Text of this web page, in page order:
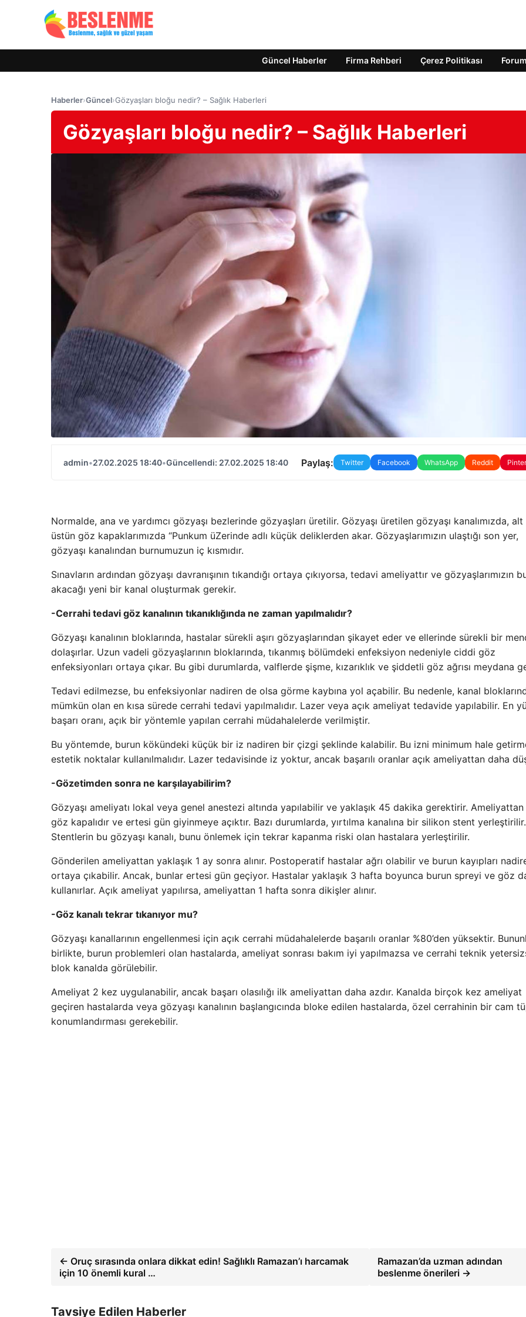
Güncel Haberler Firma Rehberi Çerez Politikası Forum
Haberler›Güncel›Gözyaşları bloğu nedir? – Sağlık Haberleri
Gözyaşları bloğu nedir? – Sağlık Haberleri
admin•27.02.2025 18:40•Güncellendi: 27.02.2025 18:40 Paylaş: Twitter Facebook WhatsApp Reddit
Normalde, ana ve yardımcı gözyaşı bezlerinde gözyaşları üretilir. Gözyaşı üretilen gözyaşı kanalımızda, alt
üstün göz kapaklarımızda “Punkum üZerinde adlı küçük deliklerden akar. Gözyaşlarımızın ulaştığı son yer,
gözyaşı kanalından burnumuzun iç kısmıdır.
Sınavların ardından gözyaşı davranışının tıkandığı ortaya çıkıyorsa, tedavi ameliyattır ve gözyaşlarımızın
akacağı yeni bir kanal oluşturmak gerekir.
-Cerrahi tedavi göz kanalının tıkanıklığında ne zaman yapılmalıdır?
Gözyaşı kanalının bloklarında, hastalar sürekli aşırı gözyaşlarından şikayet eder ve ellerinde sürekli bir
dolaşırlar. Uzun vadeli gözyaşlarının bloklarında, tıkanmış bölümdeki enfeksiyon nedeniyle ciddi göz
enfeksiyonları ortaya çıkar. Bu gibi durumlarda, valflerde şişme, kızarıklık ve şiddetli göz ağrısı meydana
Tedavi edilmezse, bu enfeksiyonlar nadiren de olsa görme kaybına yol açabilir. Bu nedenle, kanal
mümkün olan en kısa sürede cerrahi tedavi yapılmalıdır. Lazer veya açık ameliyat tedavide yapılabilir. En
başarı oranı, açık bir yöntemle yapılan cerrahi müdahalelerde verilmiştir.
Bu yöntemde, burun kökündeki küçük bir iz nadiren bir çizgi şeklinde kalabilir. Bu izni minimum hale
estetik noktalar kullanılmalıdır. Lazer tedavisinde iz yoktur, ancak başarılı oranlar açık ameliyattan daha
-Gözetimden sonra ne karşılayabilirim?
Gözyaşı ameliyatı lokal veya genel anestezi altında yapılabilir ve yaklaşık 45 dakika gerektirir. Ameliyattan
göz kapalıdır ve ertesi gün giyinmeye açıktır. Bazı durumlarda, yırtılma kanalına bir silikon stent yerleştirilir.
Stentlerin bu gözyaşı kanalı, bunu önlemek için tekrar kapanma riski olan hastalara yerleştirilir.
Gönderilen ameliyattan yaklaşık 1 ay sonra alınır. Postoperatif hastalar ağrı olabilir ve burun kayıpları
ortaya çıkabilir. Ancak, bunlar ertesi gün geçiyor. Hastalar yaklaşık 3 hafta boyunca burun spreyi ve göz
kullanırlar. Açık ameliyat yapılırsa, ameliyattan 1 hafta sonra dikişler alınır.
-Göz kanalı tekrar tıkanıyor mu?
Gözyaşı kanallarının engellenmesi için açık cerrahi müdahalelerde başarılı oranlar %80’den yüksektir.
birlikte, burun problemleri olan hastalarda, ameliyat sonrası bakım iyi yapılmazsa ve cerrahi teknik
blok kanalda görülebilir.
Ameliyat 2 kez uygulanabilir, ancak başarı olasılığı ilk ameliyattan daha azdır. Kanalda birçok kez ameliyat
geçiren hastalarda veya gözyaşı kanalının başlangıcında bloke edilen hastalarda, özel cerrahinin bir cam
konumlandırması gerekebilir.
← Oruç sırasında onlara dikkat edin! Sağlıklı Ramazan’ı harcamak
için 10 önemli kural …
Ramazan’da uzman adından
beslenme önerileri →
Tavsiye Edilen Haberler